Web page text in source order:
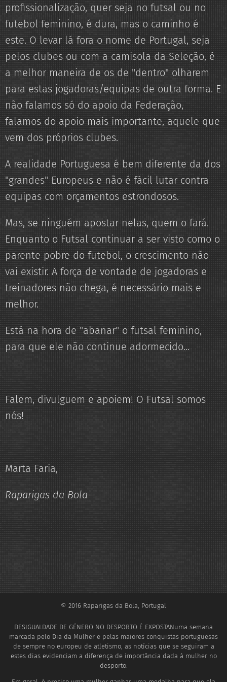
profissionalização, quer seja no futsal ou no
futebol feminino, é dura, mas o caminho é
este. O levar lá fora o nome de Portugal, seja
pelos clubes ou com a camisola da Seleção, é
a melhor maneira de os de "dentro" olharem
para estas jogadoras/equipas de outra forma. E
não falamos só do apoio da Federação,
falamos do apoio mais importante, aquele que
vem dos próprios clubes.
A realidade Portuguesa é bem diferente da dos
"grandes" Europeus e não é fácil lutar contra
equipas com orçamentos estrondosos.
Mas, se ninguém apostar nelas, quem o fará.
Enquanto o Futsal continuar a ser visto como o
parente pobre do futebol, o crescimento não
vai existir. A força de vontade de jogadoras e
treinadores não chega, é necessário mais e
melhor.
Está na hora de "abanar" o futsal feminino,
para que ele não continue adormecido...
Falem, divulguem e apoiem! O Futsal somos
nós!
Marta Faria,
Raparigas da Bola
© 2016 Raparigas da Bola, Portugal
DESIGUALDADE DE GÉNERO NO DESPORTO É EXPOSTANuma semana
marcada pelo Dia da Mulher e pelas maiores conquistas portuguesas
de sempre no europeu de atletismo, as notícias que se seguiram a
estes dias evidenciam a diferença de importância dada à mulher no
desporto.